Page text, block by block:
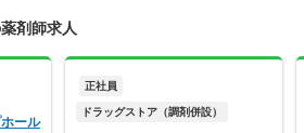
剤師求人
ール
正社員
ドラッグストア（調剤併設）